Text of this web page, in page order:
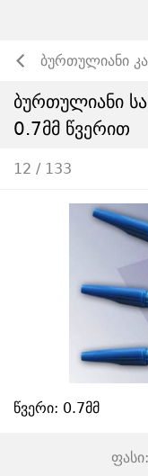
ბურთულიანი
ბურთულიანი
0.7მმ წვერით
12 / 133
წვერი: 0.7მმ
ფასი: